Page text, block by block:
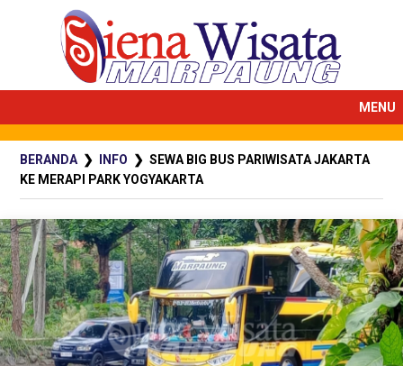
MENU
BERANDA ❯ INFO ❯ SEWA BIG BUS PARIWISATA JAKARTA
KE MERAPI PARK YOGYAKARTA